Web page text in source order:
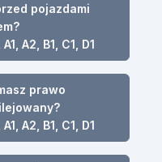
pojazdami
A2, B1, C1, D1
prawo
A2, B1, C1, D1